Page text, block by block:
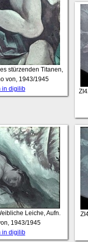
stürzenden Titanen,
von, 1943/1945
in digilib
Leiche, Aufn.
1943/1945
in digilib